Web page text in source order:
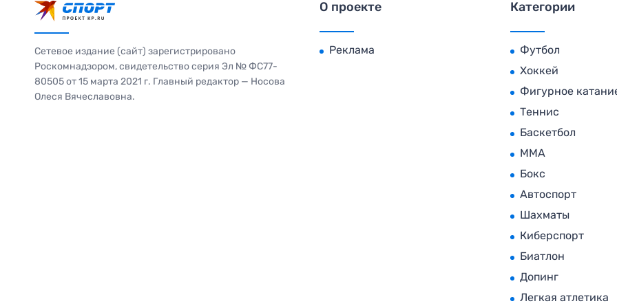
Сетевое издание (сайт) зарегистрировано
Роскомнадзором, свидетельство серия Эл № ФС77-
80505 от 15 марта 2021 г. Главный редактор — Носова
Олеся Вячеславовна.
О проекте
Реклама
Категории
Футбол
Хоккей
Фигурное
Теннис
Баскетбол
MMA
Бокс
Автоспорт
Шахматы
Киберспорт
Биатлон
Допинг
Легкая атлетика